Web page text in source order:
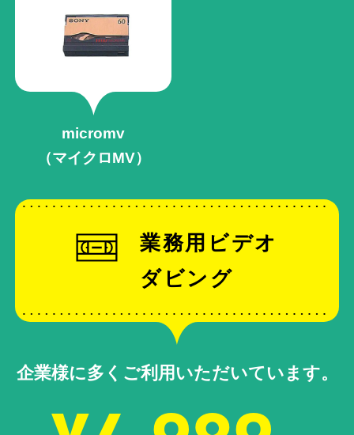
micromv
（マイクロMV）
業務用ビデオ
ダビング
企業様に多くご利用いただいています。